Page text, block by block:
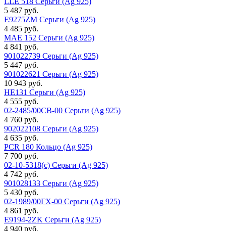
5 487 руб.
E9275ZM Серьги (Ag 925)
4 485 руб.
MAE 152 Серьги (Ag 925)
4 841 руб.
901022739 Серьги (Ag 925)
5 447 руб.
901022621 Серьги (Ag 925)
10 943 руб.
HE131 Серьги (Ag 925)
4 555 руб.
02-2485/00СВ-00 Серьги (Ag 925)
4 760 руб.
902022108 Серьги (Ag 925)
4 635 руб.
PCR 180 Кольцо (Ag 925)
7 700 руб.
02-10-5318(с) Серьги (Ag 925)
4 742 руб.
901028133 Серьги (Ag 925)
5 430 руб.
02-1989/00ГХ-00 Серьги (Ag 925)
4 861 руб.
E9194-2ZK Серьги (Ag 925)
4 940 руб.